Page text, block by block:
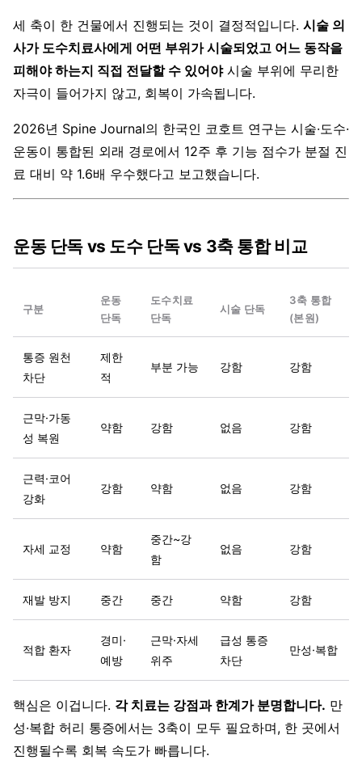
세 축이 한 건물에서 진행되는 것이 결정적입니다. 시술 의
사가 도수치료사에게 어떤 부위가 시술되었고 어느 동작을
피해야 하는지 직접 전달할 수 있어야시술 부위에 무리한
자극이 들어가지 않고, 회복이 가속됩니다.
2026년 Spine Journal의 한국인 코호트 연구는 시술·도수·
운동이 통합된 외래 경로에서 12주 후 기능 점수가 분절 진
료 대비 약 1.6배 우수했다고 보고했습니다.
운동 단독 vs 도수 단독 vs 3축 통합 비교
구분
운동
단독
도수치료
단독
시술 단독
3축 통합
(본원)
통증 원천
차단
제한
적
부분 가능 강함 강함
근막·가동
성 복원
약함 강함 없음 강함
근력·코어
강화
강함 약함 없음 강함
자세 교정 약함
중간~강
함
없음 강함
재발 방지 중간 중간 약함 강함
적합 환자
경미·
예방
근막·자세
위주
급성 통증
차단
만성·복합
핵심은 이겁니다. 각 치료는 강점과 한계가 분명합니다. 만
성·복합 허리 통증에서는 3축이 모두 필요하며, 한 곳에서
진행될수록 회복 속도가 빠릅니다.